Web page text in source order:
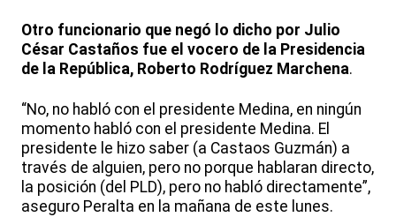
Otro funcionario que negó lo dicho por Julio
César Castaños fue el vocero de la Presidencia
de la República, Roberto Rodríguez Marchena.
“No, no habló con el presidente Medina, en ningún
momento habló con el presidente Medina. El
presidente le hizo saber (a Castaos Guzmán) a
través de alguien, pero no porque hablaran directo,
la posición (del PLD), pero no habló directamente”,
aseguro Peralta en la mañana de este lunes.